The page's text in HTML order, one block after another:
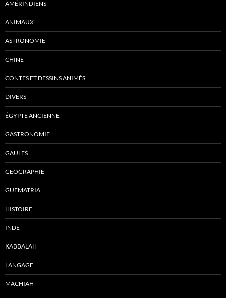
AMÉRINDIENS
ANIMAUX
ASTRONOMIE
CHINE
CONTES ET DESSINS ANIMÉS
DIVERS
ÉGYPTE ANCIENNE
GASTRONOMIE
GAULES
GEOGRAPHIE
GUEMATRIA
HISTOIRE
INDE
KABBALAH
LANGAGE
MACHIAH